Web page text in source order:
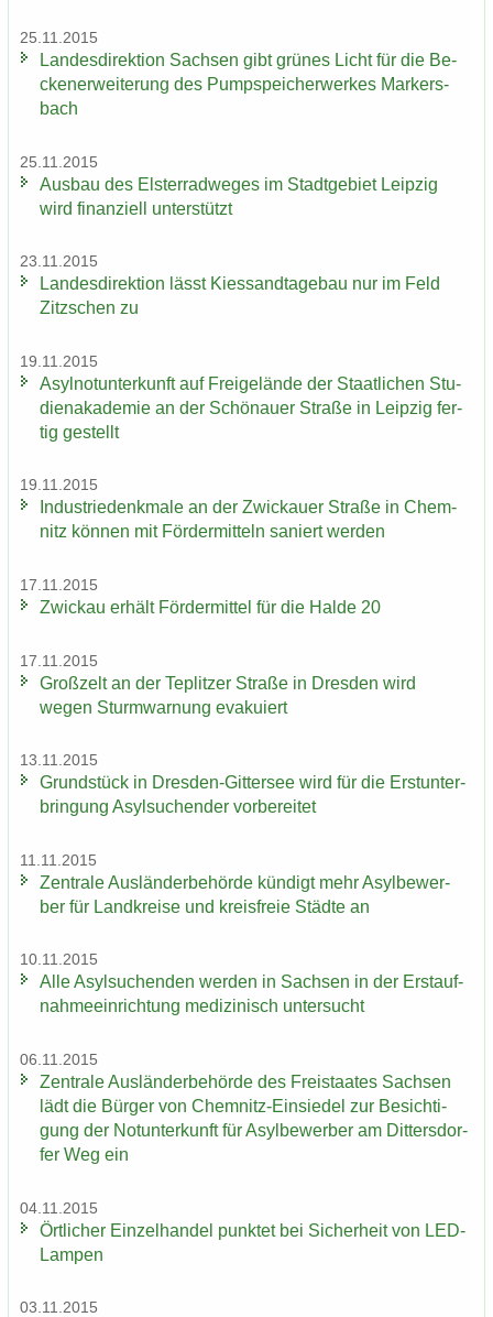
25.11.2015
Lan­des­di­rek­ti­on Sach­sen gibt grü­nes Licht für die Be­
cken­er­wei­te­rung des Pump­spei­cher­wer­kes Mar­kers­
bach
25.11.2015
Aus­bau des Els­ter­rad­we­ges im Stadt­ge­biet Leip­zig
wird fi­nan­zi­ell un­ter­stützt
23.11.2015
Lan­des­di­rek­ti­on lässt Kies­sand­ta­ge­bau nur im Feld
Zitz­schen zu
19.11.2015
Asyl­not­un­ter­kunft auf Frei­ge­län­de der Staat­li­chen Stu­
di­en­aka­de­mie an der Schö­nau­er Stra­ße in Leip­zig fer­
tig ge­stellt
19.11.2015
In­dus­trie­denk­ma­le an der Zwi­ckau­er Stra­ße in Chem­
nitz kön­nen mit För­der­mit­teln sa­niert wer­den
17.11.2015
Zwi­ckau er­hält För­der­mit­tel für die Halde 20
17.11.2015
Groß­zelt an der Te­plit­zer Stra­ße in Dres­den wird
wegen Sturm­war­nung eva­ku­iert
13.11.2015
Grund­stück in Dresden-​Gittersee wird für die Erst­un­ter­
brin­gung Asyl­su­chen­der vor­be­rei­tet
11.11.2015
Zen­tra­le Aus­län­der­be­hör­de kün­digt mehr Asyl­be­wer­
ber für Land­krei­se und kreis­freie Städ­te an
10.11.2015
Alle Asyl­su­chen­den wer­den in Sach­sen in der Erst­auf­
nah­me­ein­rich­tung me­di­zi­nisch un­ter­sucht
06.11.2015
Zen­tra­le Aus­län­der­be­hör­de des Frei­staa­tes Sach­sen
lädt die Bür­ger von Chemnitz-​Einsiedel zur Be­sich­ti­
gung der Not­un­ter­kunft für Asyl­be­wer­ber am Dit­ters­dor­
fer Weg ein
04.11.2015
Ört­li­cher Ein­zel­han­del punk­tet bei Si­cher­heit von LED-​
Lampen
03.11.2015